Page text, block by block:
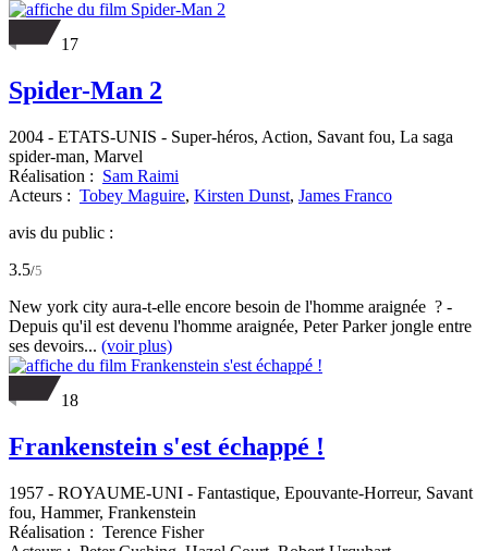
17
Spider-Man 2
2004 - ETATS-UNIS - Super-héros, Action, Savant fou, La saga
spider-man, Marvel
Réalisation : Sam Raimi
Acteurs : Tobey Maguire, Kirsten Dunst, James Franco
avis du public :
3.5/5
New york city aura-t-elle encore besoin de l'homme araignée ? -
Depuis qu'il est devenu l'homme araignée, Peter Parker jongle entre
ses devoirs... (voir plus)
18
Frankenstein s'est échappé !
1957 - ROYAUME-UNI - Fantastique, Epouvante-Horreur, Savant
fou, Hammer, Frankenstein
Réalisation : Terence Fisher